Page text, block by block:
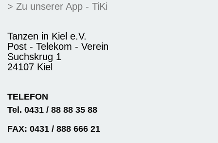
> Zu unserer App - TiKi
Tanzen in Kiel e.V.
Post - Telekom - Verein
Suchskrug 1
24107 Kiel
TELEFON
Tel. 0431 / 88 88 35 88
FAX: 0431 / 888 666 21